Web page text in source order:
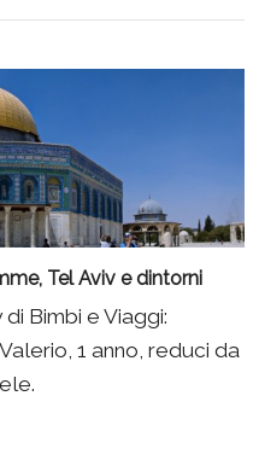
Tel Aviv e dintorni
Bimbi e Viaggi:
1 anno, reduci da